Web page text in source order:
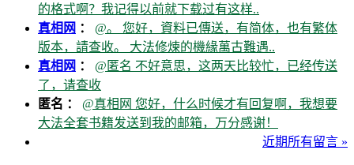
的格式啊？我记得以前就下载过有这样..
真相网 ： @。 您好，資料已傳送，有简体，也有繁体
版本，請查收。 大法修煉的機緣萬古難遇..
真相网 ： @匿名 不好意思，这两天比较忙，已经传送
了，请查收
匿名 ： @真相网 您好，什么时候才有回复啊，我想要
大法全套书籍发送到我的邮箱，万分感谢！
近期所有留言 »